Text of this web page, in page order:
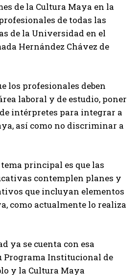
de la Cultura Maya en la
de todas las
de la Universidad en el
Hernández Chávez de
los profesionales deben
laboral y de estudio, poner
intérpretes para integrar a
así como no discriminar a
principal es que las
contemplen planes y
que incluyan elementos
como actualmente lo realiza
ya se cuenta con esa
Programa Institucional de
y la Cultura Maya